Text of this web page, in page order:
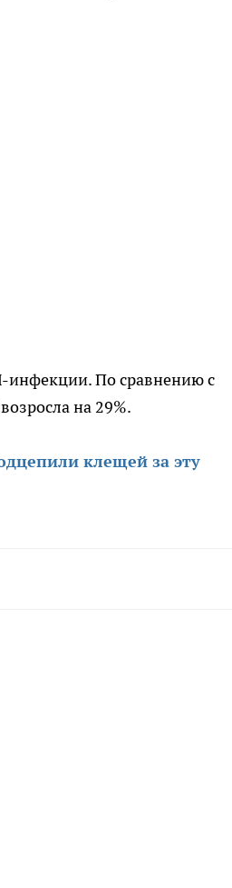
инфекции. По сравнению с
на 29%.
клещей за эту